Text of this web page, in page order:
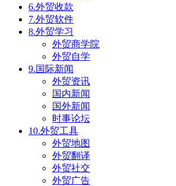
6.外贸收款
7.外贸软件
8.外贸学习
外贸商学院
外贸自学
9.国际新闻
外贸资讯
国内新闻
国外新闻
时事论坛
10.外贸工具
外贸地图
外贸翻译
外贸社交
外贸广告